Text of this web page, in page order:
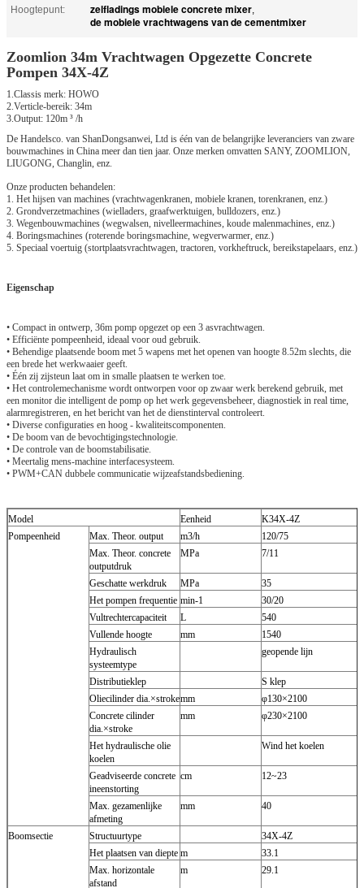
Hoogtepunt:
zelfladings mobiele concrete mixer,
de mobiele vrachtwagens van de cementmixer
Zoomlion 34m Vrachtwagen Opgezette Concrete
Pompen 34X-4Z
1.Classis merk: HOWO
2.Verticle-bereik: 34m
3.Output: 120m ³ /h
De Handelsco. van ShanDongsanwei, Ltd is één van de belangrijke leveranciers van zware
bouwmachines in China meer dan tien jaar. Onze merken omvatten SANY, ZOOMLION,
LIUGONG, Changlin, enz.
Onze producten behandelen:
1. Het hijsen van machines (vrachtwagenkranen, mobiele kranen, torenkranen, enz.)
2. Grondverzetmachines (wielladers, graafwerktuigen, bulldozers, enz.)
3. Wegenbouwmachines (wegwalsen, nivelleermachines, koude malenmachines, enz.)
4. Boringsmachines (roterende boringsmachine, wegverwarmer, enz.)
5. Speciaal voertuig (stortplaatsvrachtwagen, tractoren, vorkheftruck, bereikstapelaars, enz.)
Eigenschap
• Compact in ontwerp, 36m pomp opgezet op een 3 asvrachtwagen.
• Efficiënte pompeenheid, ideaal voor oud gebruik.
• Behendige plaatsende boom met 5 wapens met het openen van hoogte 8.52m slechts, die
een brede het werkwaaier geeft.
• Één zij zijsteun laat om in smalle plaatsen te werken toe.
• Het controlemechanisme wordt ontworpen voor op zwaar werk berekend gebruik, met
een monitor die intelligent de pomp op het werk gegevensbeheer, diagnostiek in real time,
alarmregistreren, en het bericht van het de dienstinterval controleert.
• Diverse configuraties en hoog - kwaliteitscomponenten.
• De boom van de bevochtigingstechnologie.
• De controle van de boomstabilisatie.
• Meertalig mens-machine interfacesysteem.
• PWM+CAN dubbele communicatie wijzeafstandsbediening.
Model Eenheid
K34X-4Z
Pompeenheid
Max. Theor. output m3/h
120/75
Max. Theor. concrete
outputdruk
MPa 7/11
Geschatte werkdruk MPa
35
Het pompen frequentie min-1
30/20
Vultrechtercapaciteit
L
540
Vullende hoogte
mm
1540
Hydraulisch
systeemtype
geopende lijn
Distributieklep
S klep
Oliecilinder dia.×strokemm
φ130×2100
Concrete cilinder
dia.×stroke
mm φ230×2100
Het hydraulische olie
koelen
Wind het koelen
Geadviseerde concrete
ineenstorting
cm 12~23
Max. gezamenlijke
afmeting
mm 40
Boomsectie Structuurtype
34X-4Z
Het plaatsen van diepte m
33.1
Max. horizontale
afstand
m 29.1